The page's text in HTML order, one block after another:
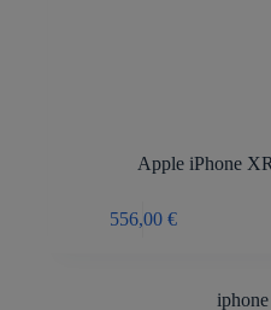
Apple iPhone
556,00 €